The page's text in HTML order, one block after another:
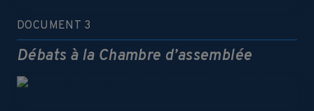
DOCUMENT 3
Débats à la Chambre d’assemblée